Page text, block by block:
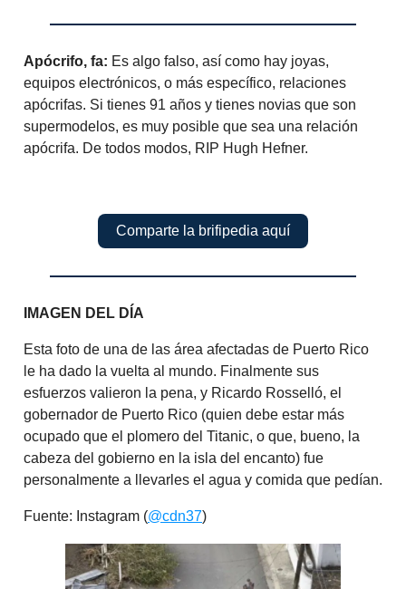
Apócrifo, fa: Es algo falso, así como hay joyas,
equipos electrónicos, o más específico, relaciones
apócrifas. Si tienes 91 años y tienes novias que son
supermodelos, es muy posible que sea una relación
apócrifa. De todos modos, RIP Hugh Hefner.
Comparte la brifipedia aquí
IMAGEN DEL DÍA
Esta foto de una de las área afectadas de Puerto Rico
le ha dado la vuelta al mundo. Finalmente sus
esfuerzos valieron la pena, y Ricardo Rosselló, el
gobernador de Puerto Rico (quien debe estar más
ocupado que el plomero del Titanic, o que, bueno, la
cabeza del gobierno en la isla del encanto) fue
personalmente a llevarles el agua y comida que pedían.
Fuente: Instagram (@cdn37)